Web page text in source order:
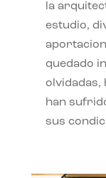
la
estudio,
quedado
olvidadas,
han
sus